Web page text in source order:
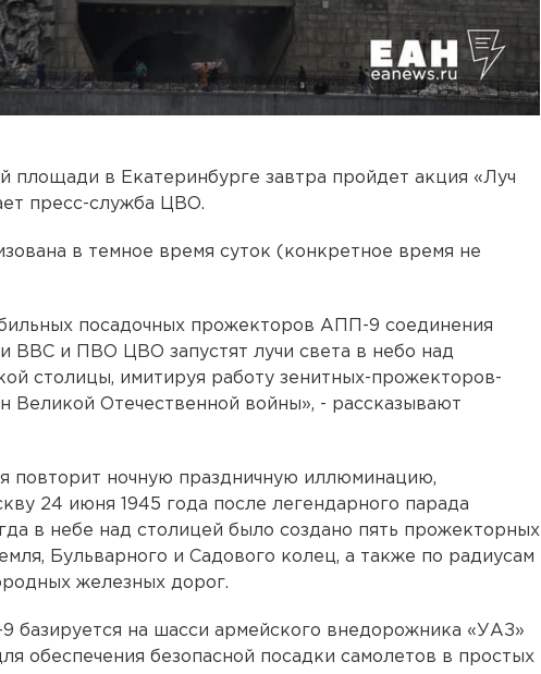
площади в Екатеринбурге завтра пройдет акция «Луч
пресс-служба ЦВО.
в темное время суток (конкретное время не
посадочных прожекторов АПП-9 соединения
ВВС и ПВО ЦВО запустят лучи света в небо над
столицы, имитируя работу зенитных-прожекторов-
Великой Отечественной войны», - рассказывают
повторит ночную праздничную иллюминацию,
24 июня 1945 года после легендарного парада
в небе над столицей было создано пять прожекторных
Бульварного и Садового колец, а также по радиусам
железных дорог.
базируется на шасси армейского внедорожника «УАЗ»
обеспечения безопасной посадки самолетов в простых